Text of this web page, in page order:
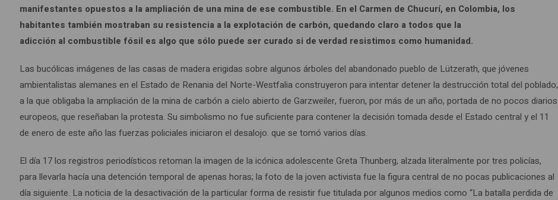
manifestantes opuestos a la ampliación de una mina de ese combustible. En el Carmen de Chucurí, en Colombia, los
habitantes también mostraban su resistencia a la explotación de carbón, quedando claro a todos que la
adicción al combustible fósil es algo que sólo puede ser curado si de verdad resistimos como humanidad.
Las bucólicas imágenes de las casas de madera erigidas sobre algunos árboles del abandonado pueblo de Lützerath, que jóvenes
ambientalistas alemanes en el Estado de Renania del Norte-Westfalia construyeron para intentar detener la destrucción total del poblado,
a la que obligaba la ampliación de la mina de carbón a cielo abierto de Garzweiler, fueron, por más de un año, portada de no pocos diarios
europeos, que reseñaban la protesta. Su simbolismo no fue suficiente para contener la decisión tomada desde el Estado central y el 11
de enero de este año las fuerzas policiales iniciaron el desalojo. que se tomó varios días.
El día 17 los registros periodísticos retoman la imagen de la icónica adolescente Greta Thunberg, alzada literalmente por tres policías,
para llevarla hacía una detención temporal de apenas horas; la foto de la joven activista fue la figura central de no pocas publicaciones al
día siguiente. La noticia de la desactivación de la particular forma de resistir fue titulada por algunos medios como “La batalla perdida de